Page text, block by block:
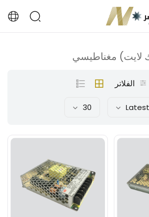
لايت) مغناطيسي
الفلاتر
Latest
30